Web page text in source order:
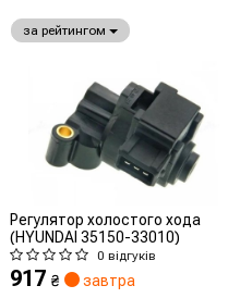
за рейтингом
Регулятор холостого хода
(HYUNDAI 35150-33010)
0 відгуків
917 ₴ завтра